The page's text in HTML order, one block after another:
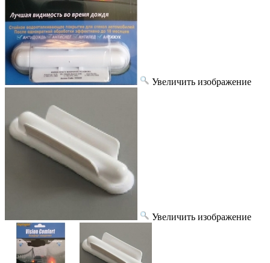
Увеличить изображение
Увеличить изображение